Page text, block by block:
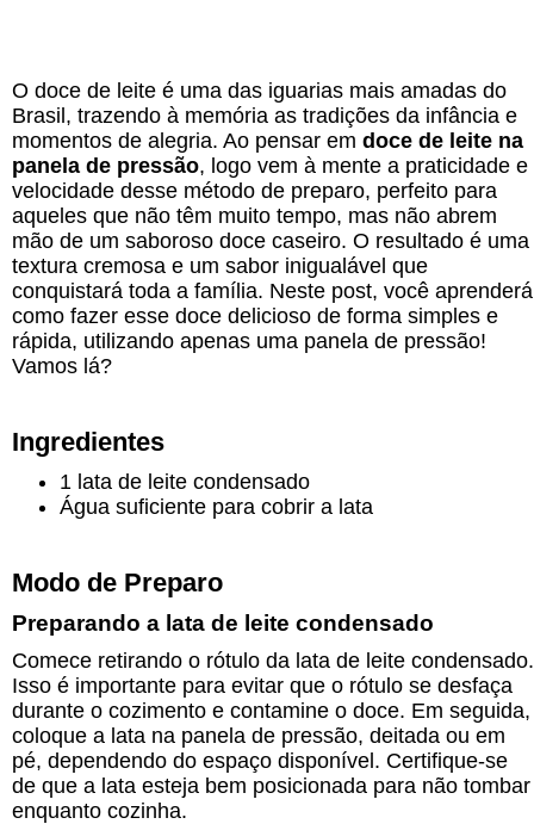
O doce de leite é uma das iguarias mais amadas do
Brasil, trazendo à memória as tradições da infância e
momentos de alegria. Ao pensar em doce de leite na
panela de pressão, logo vem à mente a praticidade e
velocidade desse método de preparo, perfeito para
aqueles que não têm muito tempo, mas não abrem
mão de um saboroso doce caseiro. O resultado é uma
textura cremosa e um sabor inigualável que
conquistará toda a família. Neste post, você aprenderá
como fazer esse doce delicioso de forma simples e
rápida, utilizando apenas uma panela de pressão!
Vamos lá?
Ingredientes
1 lata de leite condensado
Água suficiente para cobrir a lata
Modo de Preparo
Preparando a lata de leite condensado
Comece retirando o rótulo da lata de leite condensado.
Isso é importante para evitar que o rótulo se desfaça
durante o cozimento e contamine o doce. Em seguida,
coloque a lata na panela de pressão, deitada ou em
pé, dependendo do espaço disponível. Certifique-se
de que a lata esteja bem posicionada para não tombar
enquanto cozinha.